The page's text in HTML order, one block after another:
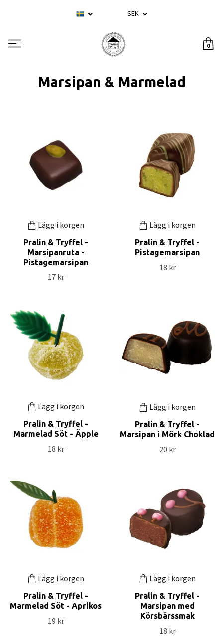
SEK
0
Marsipan & Marmelad
Lägg i korgen
Pralin & Tryffel -
Marsipanruta -
Pistagemarsipan
17 kr
Lägg i korgen
Pralin & Tryffel -
Pistagemarsipan
18 kr
Lägg i korgen
Pralin & Tryffel -
Marmelad Söt - Äpple
18 kr
Lägg i korgen
Pralin & Tryffel -
Marsipan i Mörk Choklad
20 kr
Lägg i korgen
Pralin & Tryffel -
Marmelad Söt - Aprikos
19 kr
Lägg i korgen
Pralin & Tryffel -
Marsipan med
Körsbärssmak
18 kr